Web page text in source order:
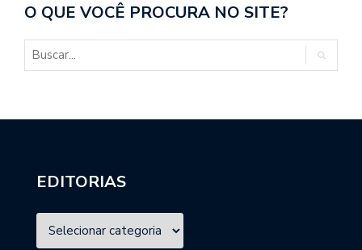
O QUE VOCÊ PROCURA NO SITE?
EDITORIAS